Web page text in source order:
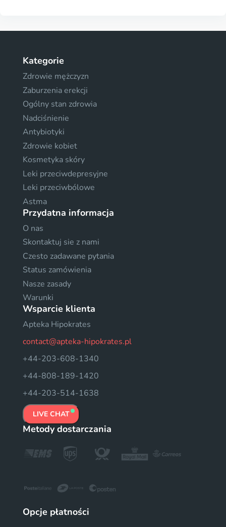
Kategorie
Zdrowie mężczyzn
Zaburzenia erekcji
Ogólny stan zdrowia
Nadciśnienie
Antybiotyki
Zdrowie kobiet
Kosmetyka skóry
Leki przeciwdepresyjne
Leki przeciwbólowe
Astma
Przydatna informacja
O nas
Skontaktuj sie z nami
Czesto zadawane pytania
Status zamówienia
Nasze zasady
Warunki
Wsparcie klienta
Apteka Hipokrates
contact@apteka-hipokrates.pl
+44-203-608-1340
+44-808-189-1420
+44-203-514-1638
LIVE CHAT
Metody dostarczania
Opcje płatności